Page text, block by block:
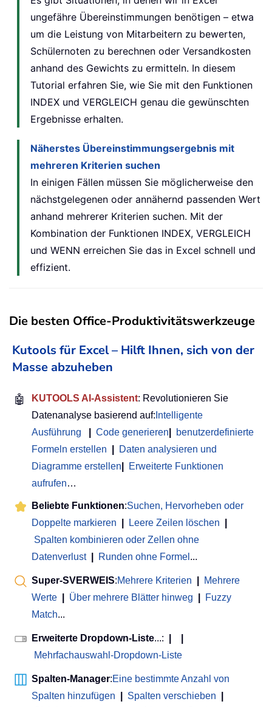
ungefähre Übereinstimmungen benötigen – etwa
um die Leistung von Mitarbeitern zu bewerten,
Schülernoten zu berechnen oder Versandkosten
anhand des Gewichts zu ermitteln. In diesem
Tutorial erfahren Sie, wie Sie mit den Funktionen
INDEX und VERGLEICH genau die gewünschten
Ergebnisse erhalten.
Näherstes Übereinstimmungsergebnis mit
mehreren Kriterien suchen
In einigen Fällen müssen Sie möglicherweise den
nächstgelegenen oder annähernd passenden Wert
anhand mehrerer Kriterien suchen. Mit der
Kombination der Funktionen INDEX, VERGLEICH
und WENN erreichen Sie das in Excel schnell und
effizient.
Die besten Office-Produktivitätswerkzeuge
Kutools für Excel – Hilft Ihnen, sich von der
Masse abzuheben
🤖 KUTOOLS AI-Assistent: Revolutionieren Sie
Datenanalyse basierend auf: Intelligente
Ausführung
Code generieren
benutzerdefinierte
Formeln erstellen
Daten analysieren und
Diagramme erstellen
Erweiterte Funktionen
aufrufen…
Beliebte Funktionen:Suchen, Hervorheben oder
Doppelte markieren
Leere Zeilen löschen
Spalten kombinieren oder Zellen ohne
Datenverlust
Runden ohne Formel ...
Super-SVERWEIS:Mehrere Kriterien
Mehrere
Werte
Über mehrere Blätter hinweg
Fuzzy
Match...
Erweiterte Dropdown-Liste...:
Mehrfachauswahl-Dropdown-Liste
Spalten-Manager:Eine bestimmte Anzahl von
Spalten hinzufügen
Spalten verschieben